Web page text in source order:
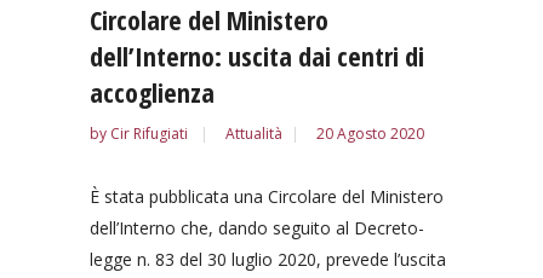
Circolare del Ministero
dell’Interno: uscita dai centri di
accoglienza
by Cir Rifugiati Attualità 20 Agosto 2020
È stata pubblicata una Circolare del Ministero
dell’Interno che, dando seguito al Decreto-
legge n. 83 del 30 luglio 2020, prevede l’uscita